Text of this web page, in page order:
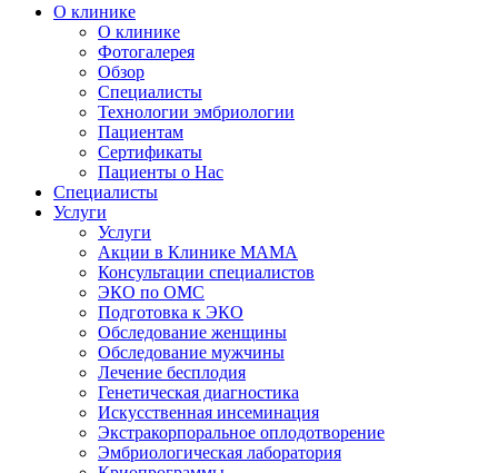
О клинике
О клинике
Фотогалерея
Обзор
Специалисты
Технологии эмбриологии
Пациентам
Сертификаты
Пациенты о Нас
Специалисты
Услуги
Услуги
Акции в Клинике МАМА
Консультации специалистов
ЭКО по ОМС
Подготовка к ЭКО
Обследование женщины
Обследование мужчины
Лечение бесплодия
Генетическая диагностика
Искусственная инсеминация
Экстракорпоральное оплодотворение
Эмбриологическая лаборатория